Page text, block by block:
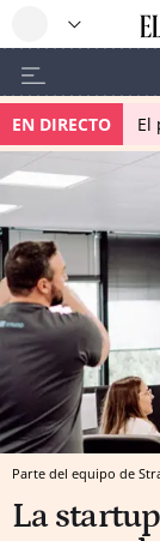
EN DIRECTO El
Parte del equipo de
La